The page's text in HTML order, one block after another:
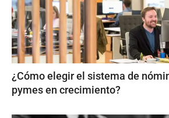
¿Cómo elegir el sistema de
pymes en crecimiento?